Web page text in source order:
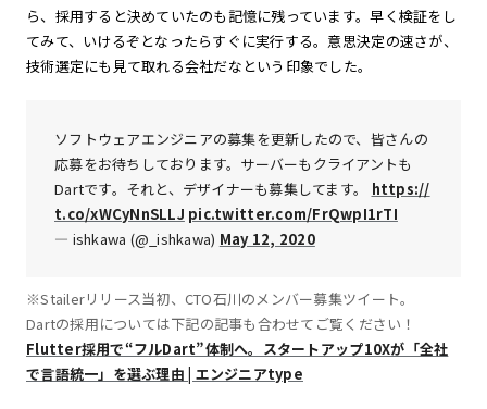
ら、採用すると決めていたのも記憶に残っています。早く検証をし
てみて、いけるぞとなったらすぐに実行する。意思決定の速さが、
技術選定にも見て取れる会社だなという印象でした。
ソフトウェアエンジニアの募集を更新したので、皆さんの
応募をお待ちしております。サーバーもクライアントも
Dartです。それと、デザイナーも募集してます。 https://
t.co/xWCyNnSLLJ pic.twitter.com/FrQwpI1rTI
— ishkawa (@_ishkawa) May 12, 2020
※Stailerリリース当初、CTO石川のメンバー募集ツイート。
Dartの採用については下記の記事も合わせてご覧ください！
Flutter採用で“フルDart”体制へ。スタートアップ10Xが「全社
で言語統一」を選ぶ理由 | エンジニアtype